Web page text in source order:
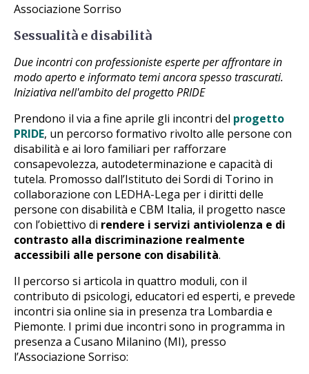
Associazione Sorriso
Sessualità e disabilità
Due incontri con professioniste esperte per affrontare in
modo aperto e informato temi ancora spesso trascurati.
Iniziativa nell'ambito del progetto PRIDE
Prendono il via a fine aprile gli incontri del progetto
PRIDE, un percorso formativo rivolto alle persone con
disabilità e ai loro familiari per rafforzare
consapevolezza, autodeterminazione e capacità di
tutela. Promosso dall’Istituto dei Sordi di Torino in
collaborazione con LEDHA-Lega per i diritti delle
persone con disabilità e CBM Italia, il progetto nasce
con l’obiettivo di rendere i servizi antiviolenza e di
contrasto alla discriminazione realmente
accessibili alle persone con disabilità.
Il percorso si articola in quattro moduli, con il
contributo di psicologi, educatori ed esperti, e prevede
incontri sia online sia in presenza tra Lombardia e
Piemonte. I primi due incontri sono in programma in
presenza a Cusano Milanino (MI), presso
l’Associazione Sorriso: